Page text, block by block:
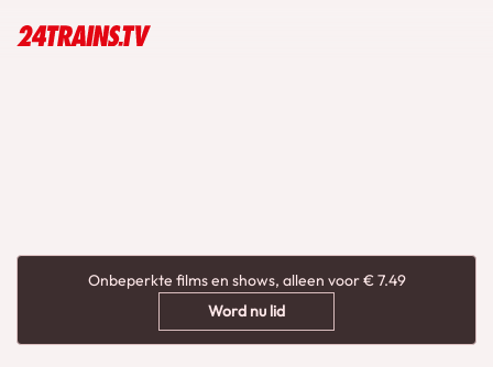
Onbeperkte films en shows, alleen voor € 7.49
Word nu lid